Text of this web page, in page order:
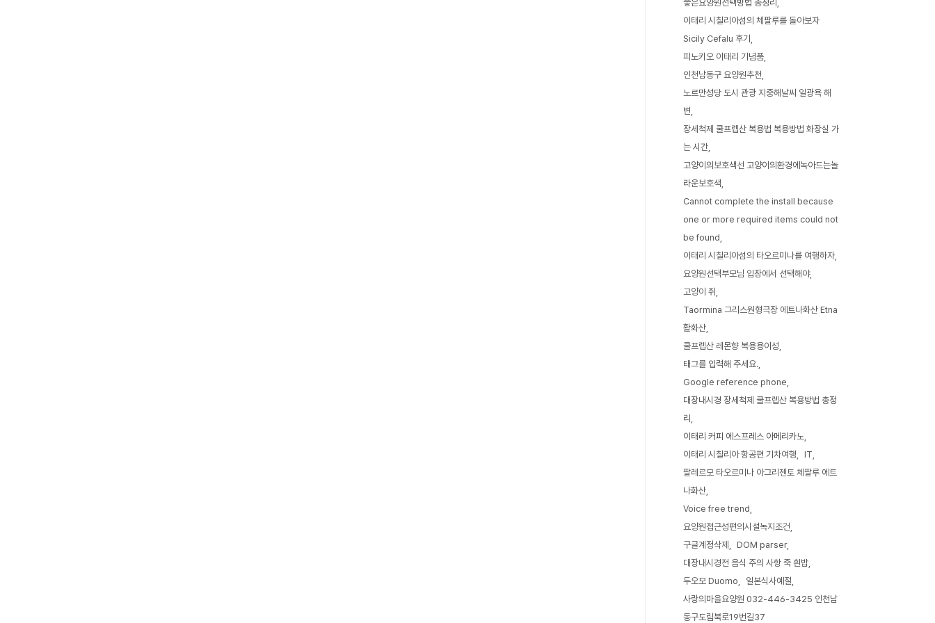
좋은요양원선택방법 총정리
이태리 시칠리아섬의 체팔루를 돌아보자
Sicily Cefalu 후기
피노키오 이태리 기념품
인천남동구 요양원추천
노르만성당 도시 관광 지중해날씨 일광욕 해
변
장세척제 쿨프렙산 복용법 복용방법 화장실 가
는 시간
고양이의보호색선 고양이의환경에녹아드는놀
라운보호색
Cannot complete the install because
one or more required items could not
be found
이태리 시칠리아섬의 타오르미나를 여행하자
요양원선택부모님 입장에서 선택해야
고양이 쥐
Taormina 그리스원형극장 에트나화산 Etna
활화산
쿨프렙산 레몬향 복용용이성
태그를 입력해 주세요.
Google reference phone
대장내시경 장세척제 쿨프렙산 복용방법 총정
리
이태리 커피 에스프레스 아메리카노
이태리 시칠리아 항공편 기차여행
IT
팔레르모 타오르미나 아그리젠토 체팔루 에트
나화산
Voice free trend
요양원접근성편의시설녹지조건
구글계정삭제
DOM parser
대장내시경전 음식 주의 사항 죽 흰밥
두오모 Duomo
일본식사예절
사랑의마을요양원 032-446-3425 인천남
동구도림북로19번길37